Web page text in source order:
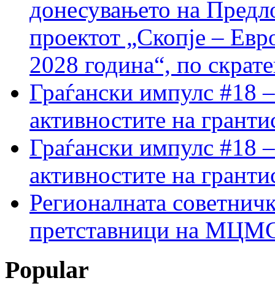
донесувањето на
проектот „Скопје –
2028 година“, по
Граѓански импулс #18
активностите на
Граѓански импулс #18
активностите на
Регионалната
претставници на МЦМС
Popular